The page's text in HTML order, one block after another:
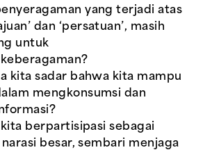
yang terjadi atas
dan ‘persatuan’, masih
untuk
kita sadar bahwa kita mampu
mengkonsumsi dan
kita berpartisipasi sebagai
besar, sembari menjaga